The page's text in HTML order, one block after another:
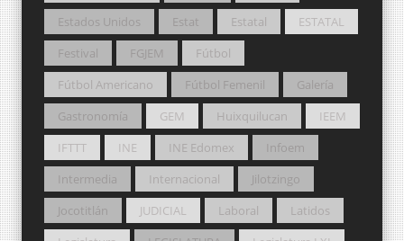
Estados Unidos
Estat Estatal
ESTATAL
Festival
FGJEM
Fútbol
Fútbol Americano
Fútbol Femenil
Galería
Gastronomía
GEM Huixquilucan
IEEM
IFTTT
INE INE Edomex
Infoem
Intermedia
Internacional
Jilotzingo
Jocotitlán
JUDICIAL Laboral
Latidos